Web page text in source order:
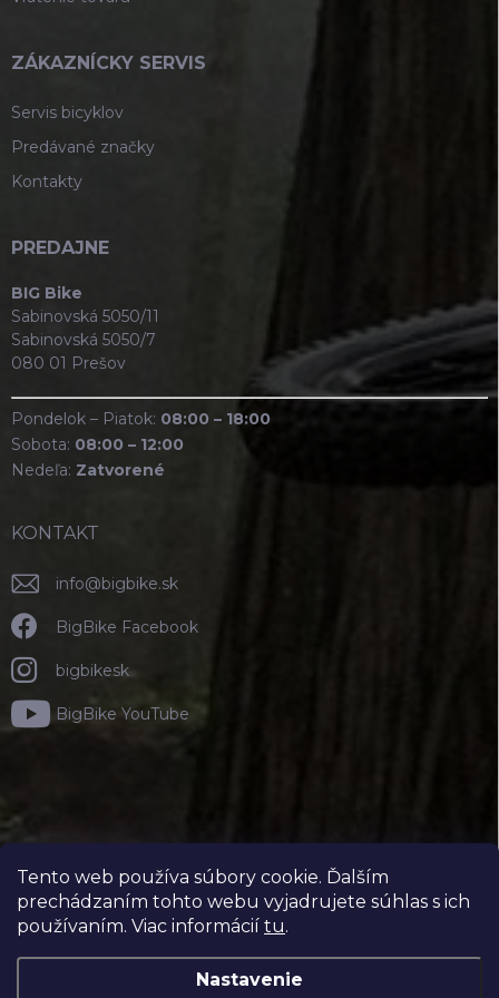
Tento web používa súbory cookie. Ďalším
prechádzaním tohto webu vyjadrujete súhlas s ich
používaním. Viac informácií tu.
Nastavenie
ZÁKAZNÍCKY SERVIS
Servis bicyklov
Predávané značky
Kontakty
PREDAJNE
BIG Bike
Sabinovská 5050/11
Sabinovská 5050/7
080 01 Prešov
Pondelok – Piatok: 08:00 – 18:00
Sobota: 08:00 – 12:00
Nedeľa: Zatvorené
KONTAKT
info@bigbike.sk
BigBike Facebook
bigbikesk
BigBike YouTube